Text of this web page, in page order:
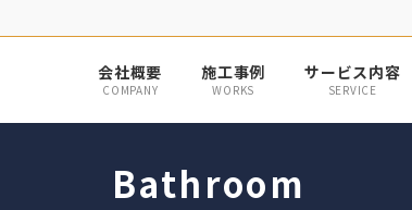
会社概要
COMPANY
施工事例
WORKS
サービス内容
SERVICE
Bathroom